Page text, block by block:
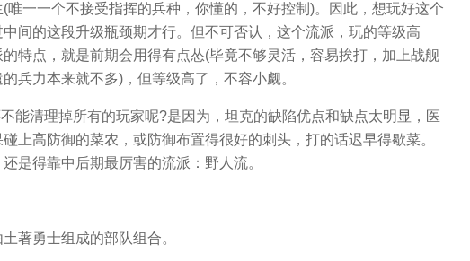
一一个不接受指挥的兵种，你懂的，不好控制)。因此，想玩好这个
间的这段升级瓶颈期才行。但不可否认，这个流派，玩的等级高
特点，就是前期会用得有点怂(毕竟不够灵活，容易挨打，加上战舰
兵力本来就不多)，但等级高了，不容小觑。
能清理掉所有的玩家呢?是因为，坦克的缺陷优点和缺点太明显，医
上高防御的菜农，或防御布置得很好的刺头，打的话迟早得歇菜。
是得靠中后期最厉害的流派：野人流。
著勇士组成的部队组合。